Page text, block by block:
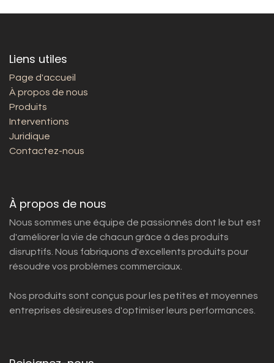
Liens utiles
Page d'accueil
À propos de nous
Produits
Interventions
Juridique
Contactez-nous
À propos de nous
Nous sommes une équipe de passionnés dont le but est
d'améliorer la vie de chacun grâce à des produits
disruptifs. Nous fabriquons d'excellents produits pour
résoudre vos problèmes commerciaux.
Nos produits sont conçus pour les petites et moyennes
entreprises désireuses d'optimiser leurs performances.